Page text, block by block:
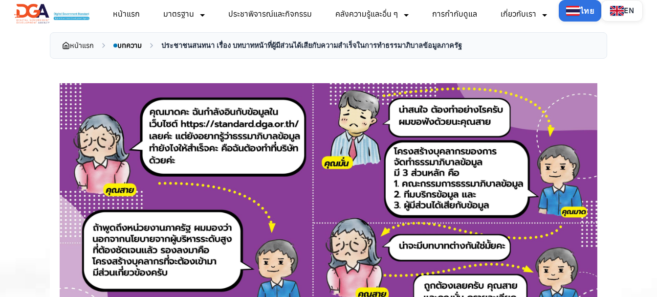
หน้าแรก มาตรฐาน ประชาพิจารณ์และกิจกรรม คลังความรู้และอื่น ๆ การกำกับดูแล เกี่ยวกับเรา ไทย EN
หน้าแรก บทความ ประชาชนสนทนา เรื่อง บทบาทหน้าที่ผู้มีส่วนได้เสียกับความสำเร็จในการทำธรรมาภิบาลข้อมูลภาครัฐ